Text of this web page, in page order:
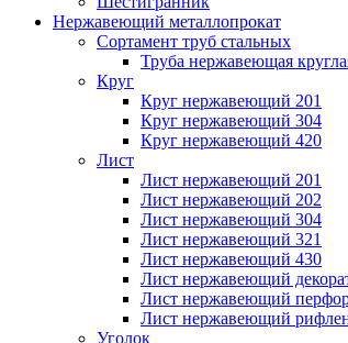
Нержавеющий металлопрокат
Сортамент труб стальных
Труба нержавеющая
Круг
Круг нержавеющий 201
Круг нержавеющий 304
Круг нержавеющий 420
Лист
Лист нержавеющий 201
Лист нержавеющий 202
Лист нержавеющий 304
Лист нержавеющий 321
Лист нержавеющий 430
Лист нержавеющий
Лист нержавеющий
Лист нержавеющий
Уголок